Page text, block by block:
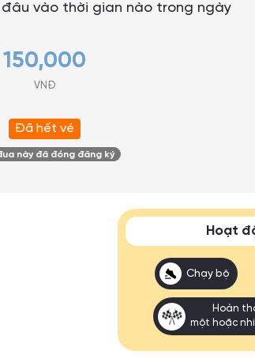
vào thời gian nào trong ngày
150,000
VNĐ
Đã hết vé
này đã đóng đăng ký
Hoạt
Chạy bộ
Hoàn
một hoặc